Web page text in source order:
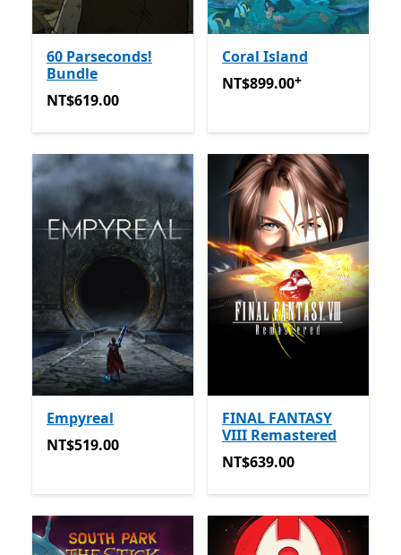
60 Parseconds!
Bundle
NT$619.00
NT$619.00
Coral Island
NT$899.00提供應用程式內
NT$899.00+
Empyreal
NT$519.00
NT$519.00
FINAL FANTASY
VIII Remastered
NT$639.00
NT$639.00